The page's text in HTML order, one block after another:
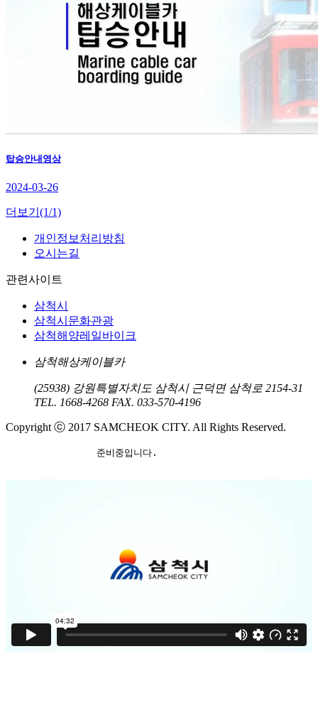
탑승안내영상
2024-03-26
더보기 (1/1)
개인정보처리방침
오시는길
관련사이트
삼척시
삼척시문화관광
삼척해양레일바이크
삼척해상케이블카
(25938) 강원특별자치도 삼척시 근덕면 삼척로 2154-31
TEL. 1668-4268 FAX. 033-570-4196
Copyright ⓒ 2017 SAMCHEOK CITY. All Rights Reserved.